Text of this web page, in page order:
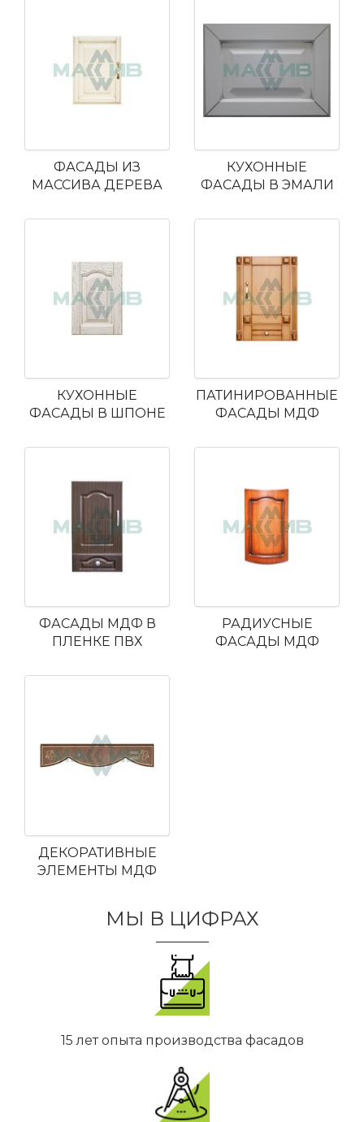
ФАСАДЫ ИЗ
МАССИВА ДЕРЕВА
КУХОННЫЕ
ФАСАДЫ В ЭМАЛИ
КУХОННЫЕ
ФАСАДЫ В ШПОНЕ
ПАТИНИРОВАННЫЕ
ФАСАДЫ МДФ
ФАСАДЫ МДФ В
ПЛЕНКЕ ПВХ
РАДИУСНЫЕ
ФАСАДЫ МДФ
ДЕКОРАТИВНЫЕ
ЭЛЕМЕНТЫ МДФ
МЫ В ЦИФРАХ
15 лет опыта производства фасадов